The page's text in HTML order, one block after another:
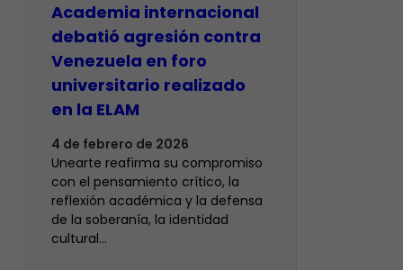
Academia internacional
debatió agresión contra
Venezuela en foro
universitario realizado
en la ELAM
4 de febrero de 2026
Unearte reafirma su compromiso
con el pensamiento crítico, la
reflexión académica y la defensa
de la soberanía, la identidad
cultural…